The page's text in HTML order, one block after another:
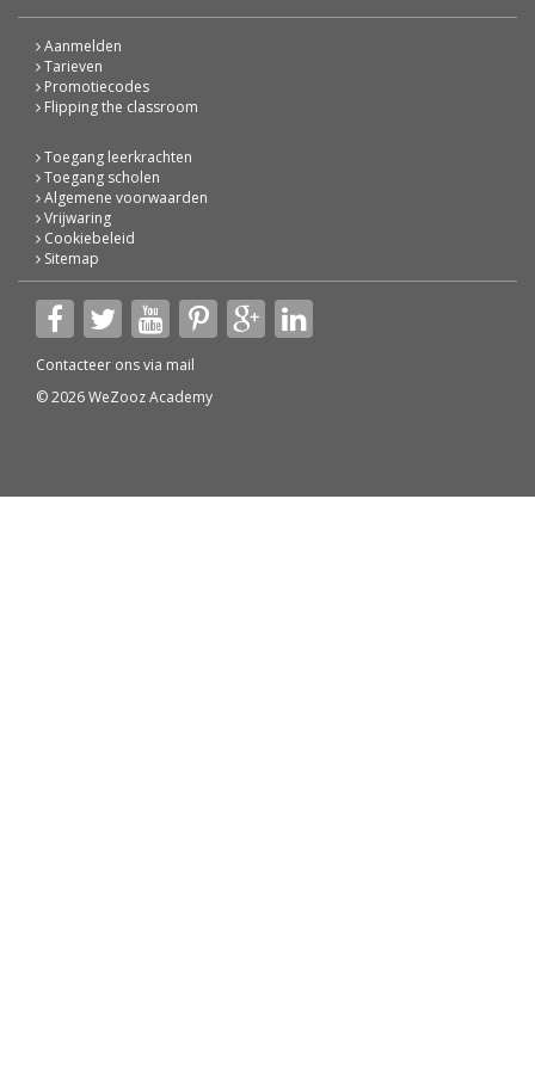
Aanmelden
Tarieven
Promotiecodes
Flipping the classroom
Toegang leerkrachten
Toegang scholen
Algemene voorwaarden
Vrijwaring
Cookiebeleid
Sitemap
Contacteer ons via mail
© 2026 WeZooz Academy